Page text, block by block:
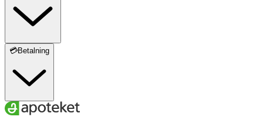
💳Betalning